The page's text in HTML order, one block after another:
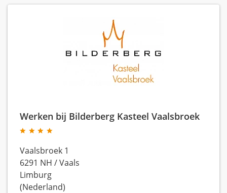
Werken bij Bilderberg Kasteel Vaalsbroek
Vaalsbroek 1
6291 NH /Vaals
Limburg
(Nederland)